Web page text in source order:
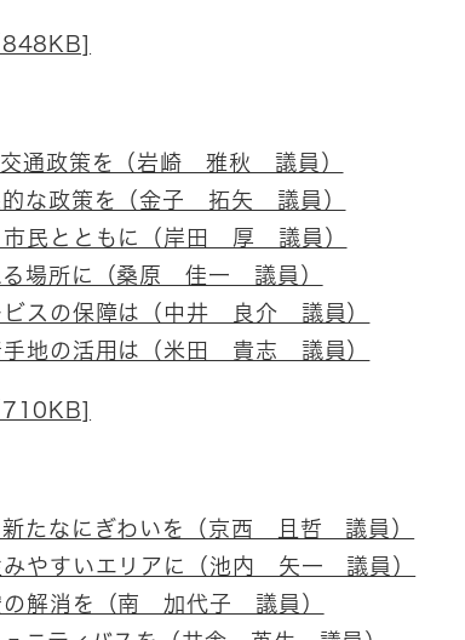
848KB]
通政策を（岩崎 雅秋 議員）
な政策を（金子 拓矢 議員）
民とともに（岸田 厚 議員）
場所に（桑原 佳一 議員）
スの保障は（中井 良介 議員）
地の活用は（米田 貴志 議員）
710KB]
たなにぎわいを（京西 且哲 議員）
やすいエリアに（池内 矢一 議員）
解消を（南 加代子 議員）